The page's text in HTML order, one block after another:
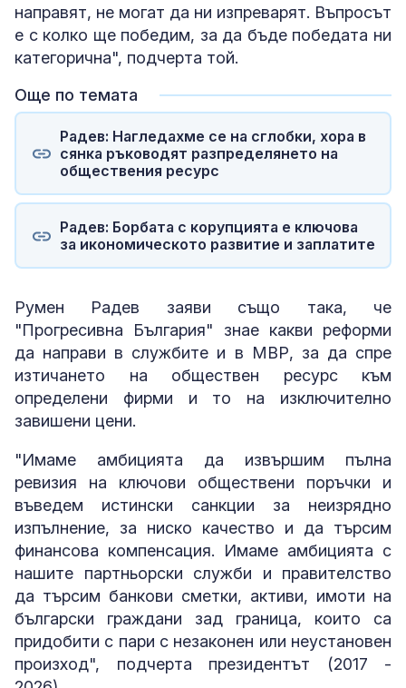
направят, не могат да ни изпреварят. Въпросът
е с колко ще победим, за да бъде победата ни
категорична", подчерта той.
Още по темата
Радев: Нагледахме се на сглобки, хора в
сянка ръководят разпределянето на
обществения ресурс
Радев: Борбата с корупцията е ключова
за икономическото развитие и заплатите
Румен Радев заяви също така, че
"Прогресивна България" знае какви реформи
да направи в службите и в МВР, за да спре
изтичането на обществен ресурс към
определени фирми и то на изключително
завишени цени.
"Имаме амбицията да извършим пълна
ревизия на ключови обществени поръчки и
въведем истински санкции за неизрядно
изпълнение, за ниско качество и да търсим
финансова компенсация. Имаме амбицията с
нашите партньорски служби и правителство
да търсим банкови сметки, активи, имоти на
български граждани зад граница, които са
придобити с пари с незаконен или неустановен
произход", подчерта президентът (2017 -